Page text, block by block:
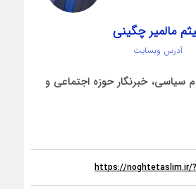
مالمیر چگینی
آدرس وبسایت
سیاسی، خبرنگار حوزه اجتماعی و
https://noghtetaslim.ir/